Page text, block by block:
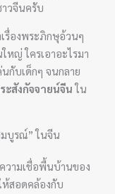
วจีนครับ
รื่องพระภิกษุอ้วนๆ
หญ่ ใครเอาอะไรมา
กับเด็กๆ จนกลาย
ะสังกัจจายน์จีน ใน
บูรณ์” ในจีน
วามเชื่อพื้นบ้านของ
สอดคล้องกับ